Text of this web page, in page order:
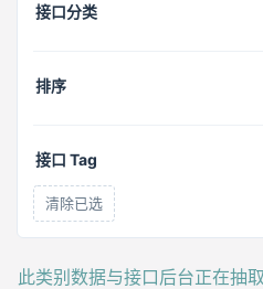
接口分类
排序
接口 Tag
清除已选
此类别数据与接口后台正在抽